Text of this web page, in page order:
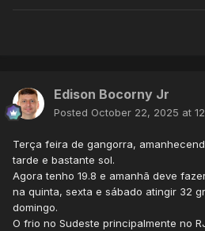
Edison Bocorny Jr
Posted October 22, 2025 at
Terça feira de gangorra,
tarde e bastante sol.
Agora tenho 19.8 e amanhã deve
na quinta, sexta e sábado atingir 32
domingo.
O frio no Sudeste principalmente no